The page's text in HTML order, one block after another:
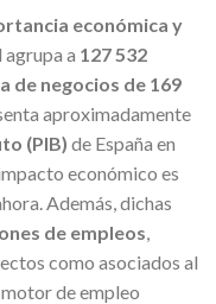
económica y
agrupa a 127 532
de negocios de 169
aproximadamente
(PIB) de España en
económico es
Además, dichas
de empleos
como asociados al
de empleo